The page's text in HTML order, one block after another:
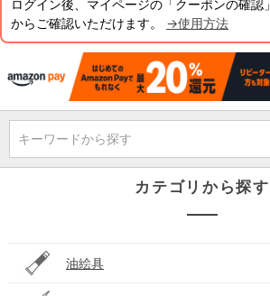
ログイン後、マイページの「クーポンの確認」
からご確認いただけます。 →使用方法
キーワードから探す
カテゴリから探す
油絵具